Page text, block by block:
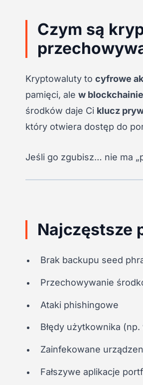
Czym są
Kryptowaluty to cyfrowe
pamięci, ale w blockchainie
środków daje Ci klucz
który otwiera dostęp do
Jeśli go zgubisz… nie ma
Najczęstsze
Brak backupu seed
Przechowywanie
Ataki phishingowe
Błędy użytkownika (np.
Zainfekowane
Fałszywe aplikacje